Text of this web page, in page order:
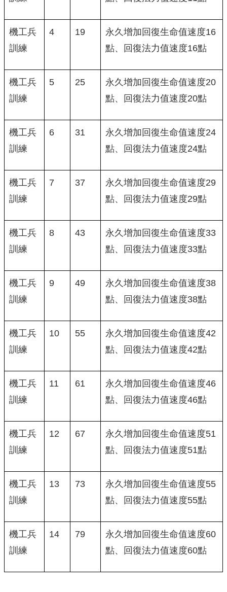
機工兵
訓練
4 19
永久增加回復生命值速度16
點、回復法力值速度16點
機工兵
訓練
5 25
永久增加回復生命值速度20
點、回復法力值速度20點
機工兵
訓練
6 31
永久增加回復生命值速度24
點、回復法力值速度24點
機工兵
訓練
7 37
永久增加回復生命值速度29
點、回復法力值速度29點
機工兵
訓練
8 43
永久增加回復生命值速度33
點、回復法力值速度33點
機工兵
訓練
9 49
永久增加回復生命值速度38
點、回復法力值速度38點
機工兵
訓練
10 55
永久增加回復生命值速度42
點、回復法力值速度42點
機工兵
訓練
11 61
永久增加回復生命值速度46
點、回復法力值速度46點
機工兵
訓練
12 67
永久增加回復生命值速度51
點、回復法力值速度51點
機工兵
訓練
13 73
永久增加回復生命值速度55
點、回復法力值速度55點
機工兵
訓練
14 79
永久增加回復生命值速度60
點、回復法力值速度60點